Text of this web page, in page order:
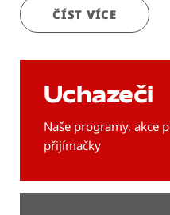
ČÍST VÍCE
Uchazeči
Naše programy, akce
přijímačky